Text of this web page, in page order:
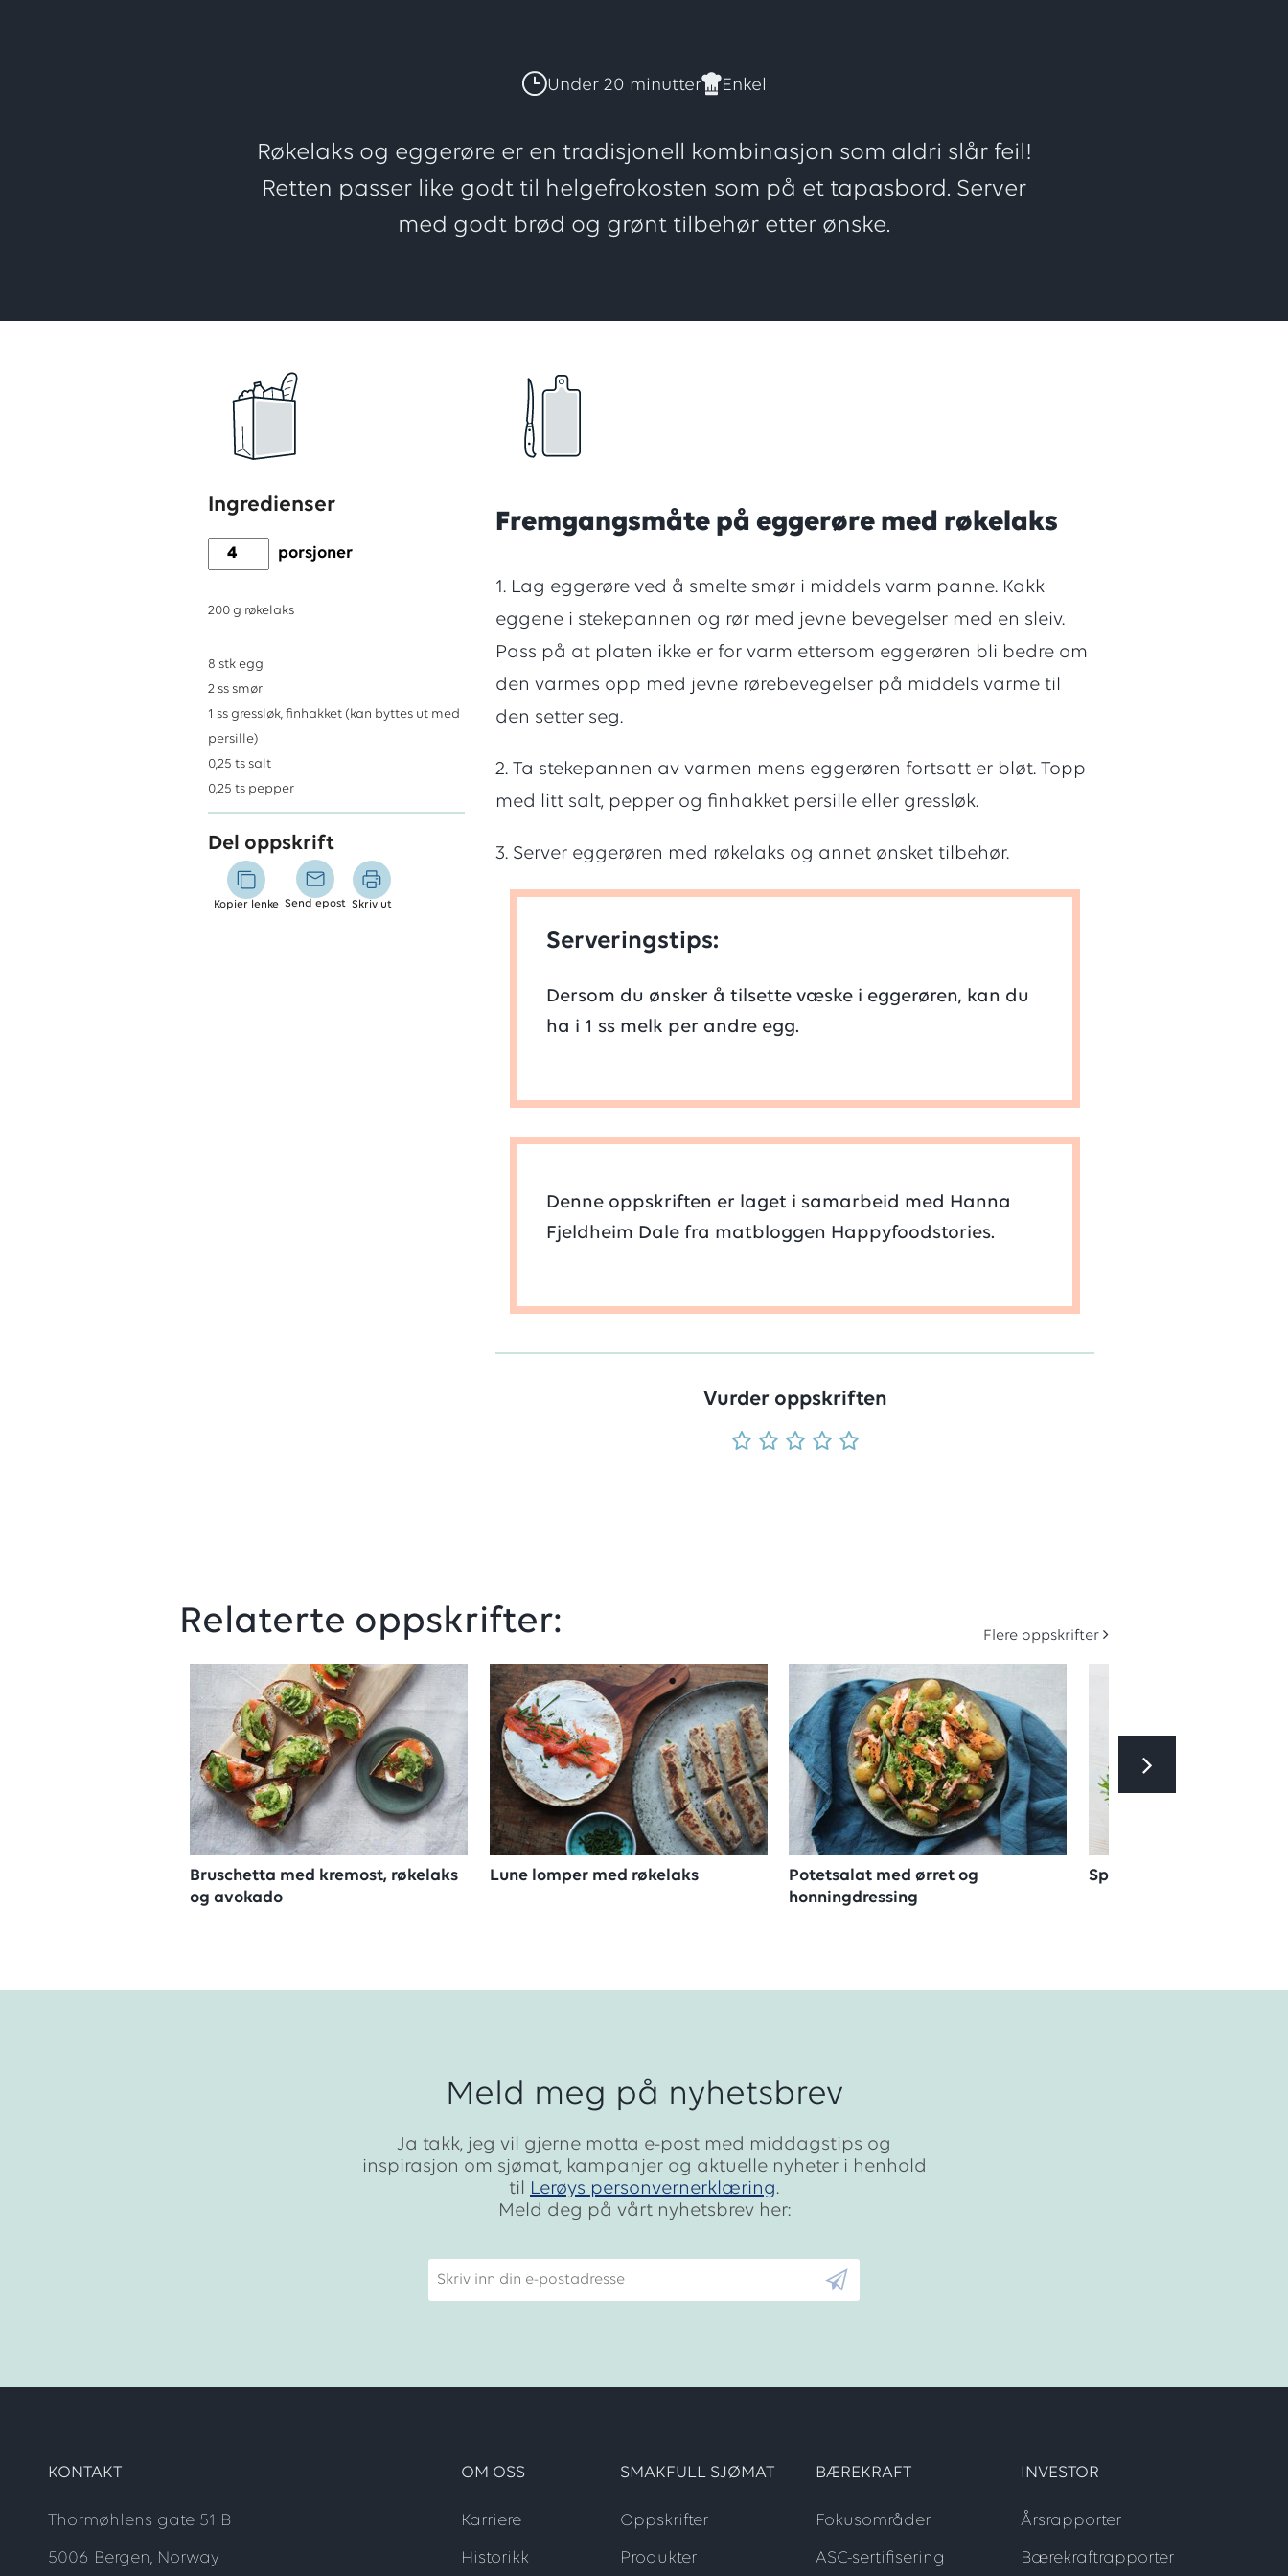
oppskriften
har
totalt
4
en
score
på
4
av
5
stjerner
Under 20 minutter Enkel
Røkelaks og eggerøre er en tradisjonell kombinasjon som aldri slår feil!
Retten passer like godt til helgefrokosten som på et tapasbord. Server
med godt brød og grønt tilbehør etter ønske.
Ingredienser
porsjoner
200 g røkelaks
8 stk egg
2 ss smør
1 ss gressløk, finhakket (kan byttes ut med
persille)
0,25 ts salt
0,25 ts pepper
Del oppskrift
Kopier lenke Send epost Skriv ut
Fremgangsmåte på eggerøre med røkelaks
1. Lag eggerøre ved å smelte smør i middels varm panne. Kakk
eggene i stekepannen og rør med jevne bevegelser med en sleiv.
Pass på at platen ikke er for varm ettersom eggerøren bli bedre om
den varmes opp med jevne rørebevegelser på middels varme til
den setter seg.
2. Ta stekepannen av varmen mens eggerøren fortsatt er bløt. Topp
med litt salt, pepper og finhakket persille eller gressløk.
3. Server eggerøren med røkelaks og annet ønsket tilbehør.
Serveringstips:
Dersom du ønsker å tilsette væske i eggerøren, kan du
ha i 1 ss melk per andre egg.
Denne oppskriften er laget i samarbeid med Hanna
Fjeldheim Dale fra matbloggen Happyfoodstories.
Vurder oppskriften
Relaterte oppskrifter: Flere oppskrifter
Bruschetta med kremost, røkelaks
og avokado
Lune lomper med røkelaks
Potetsalat med ørret og
honningdressing
Sprø salat med røkelaks
Meld meg på nyhetsbrev
Ja takk, jeg vil gjerne motta e-post med middagstips og
inspirasjon om sjømat, kampanjer og aktuelle nyheter i henhold
til Lerøys personvernerklæring.
Meld deg på vårt nyhetsbrev her:
KONTAKT
Thormøhlens gate 51 B
5006 Bergen, Norway
OM OSS
Karriere
Historikk
SMAKFULL SJØMAT
Oppskrifter
Produkter
BÆREKRAFT
Fokusområder
ASC-sertifisering
INVESTOR
Årsrapporter
Bærekraftrapporter